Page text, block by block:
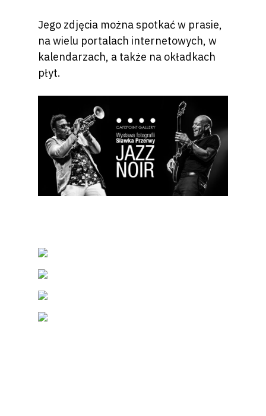
Jego zdjęcia można spotkać w prasie,
na wielu portalach internetowych, w
kalendarzach, a także na okładkach
płyt.